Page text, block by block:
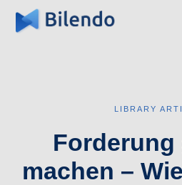
LIBRARY
Forderung
machen –